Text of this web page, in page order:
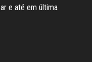
e até em última